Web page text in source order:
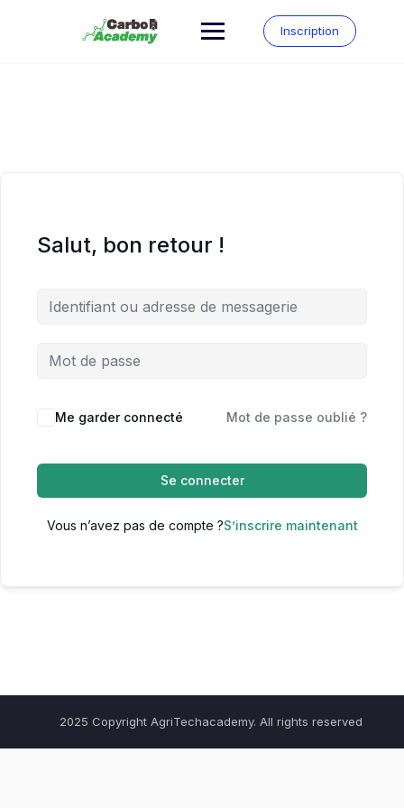
Inscription
Salut, bon retour !
Me garder connecté Mot de passe oublié ?
Se connecter
Vous n’avez pas de compte ?S’inscrire maintenant
2025 Copyright AgriTechacademy. All rights reserved